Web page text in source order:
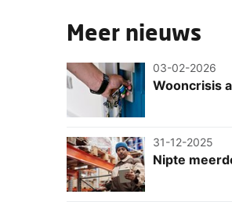
Meer nieuws
03-02-2026
Wooncrisis
31-12-2025
Nipte